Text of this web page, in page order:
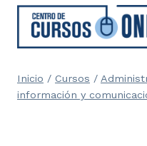
Saltar
contenido
Inicio / Cursos /
información y